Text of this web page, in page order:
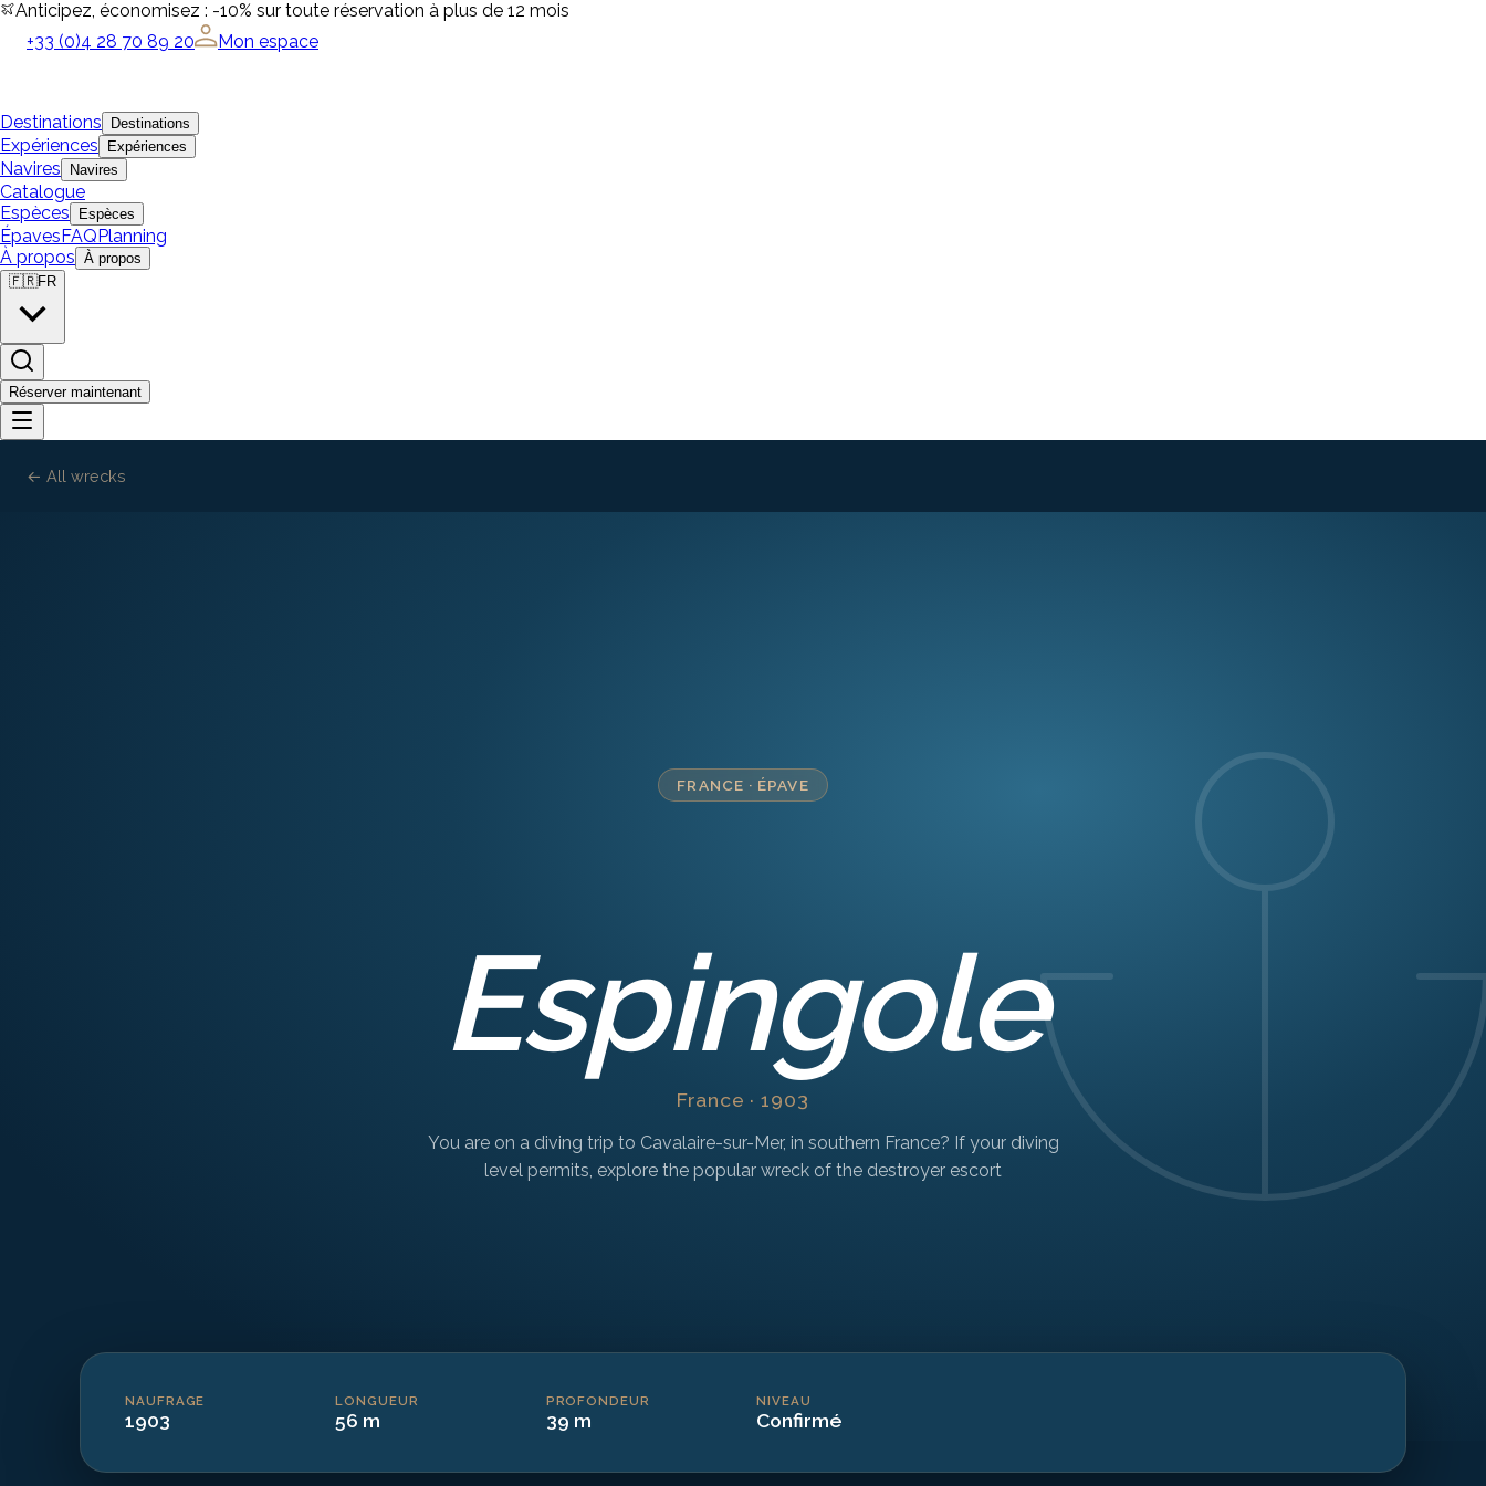
Anticipez, économisez : -10% sur toute réservation à plus de 12 mois
+33 (0)4 28 70 89 20
Mon espace
Destinations Destinations
Expériences Expériences
Navires Navires
Catalogue
Espèces
Espèces
ÉpavesFAQPlanning
À propos À propos
🇫🇷FR
Réserver maintenant
← All wrecks
FRANCE · ÉPAVE
Espingole
France · 1903
You are on a diving trip to Cavalaire-sur-Mer, in southern France? If your diving
level permits, explore the popular wreck of the destroyer escort
NAUFRAGE
1903
LONGUEUR
56 m
PROFONDEUR
39 m
NIVEAU
Confirmé